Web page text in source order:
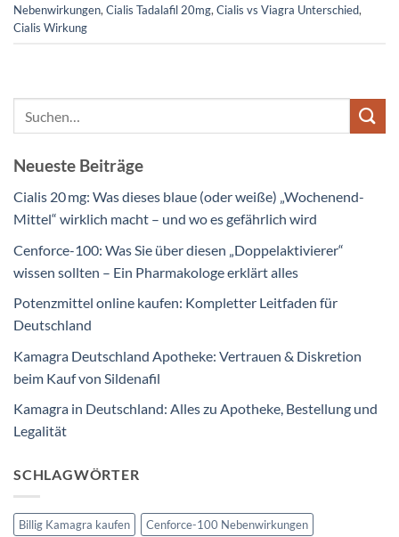
Nebenwirkungen, Cialis Tadalafil 20mg, Cialis vs Viagra Unterschied,
Cialis Wirkung
Neueste Beiträge
Cialis 20 mg: Was dieses blaue (oder weiße) „Wochenend-
Mittel“ wirklich macht – und wo es gefährlich wird
Cenforce-100: Was Sie über diesen „Doppelaktivierer“
wissen sollten – Ein Pharmakologe erklärt alles
Potenzmittel online kaufen: Kompletter Leitfaden für
Deutschland
Kamagra Deutschland Apotheke: Vertrauen & Diskretion
beim Kauf von Sildenafil
Kamagra in Deutschland: Alles zu Apotheke, Bestellung und
Legalität
SCHLAGWÖRTER
Billig Kamagra kaufen
Cenforce-100 Nebenwirkungen